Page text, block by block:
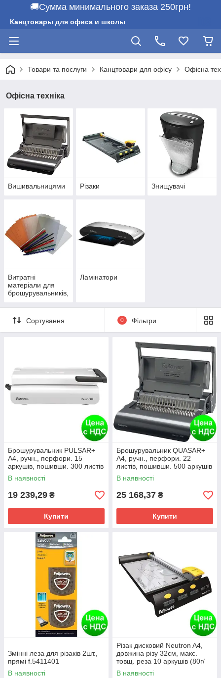
🚚Сумма минимального заказа 250грн!
Канцтовары для офиса и школы
Товари та послуги Канцтовари для офісу Офісна
Офісна техніка
Вишивальницями Різаки Знищувачі
Витратні
матеріали для
брошурувальників,
Ламінатори
Сортування 0 Фільтри
Брошурувальник PULSAR+
A4, ручн., перфори. 15
аркушів, пошивши. 300 листів
f.B5627601
В наявності
19 239,29 ₴
Купити
Брошурувальник QUASAR+
А4, ручн., перфори. 22
листів, пошивши. 500 аркушів
f.B5627701
В наявності
25 168,37 ₴
Купити
Змінні леза для різаків 2шт.,
прямі f.5411401
В наявності
Різак дисковий Neutron A4,
довжина різу 32см, макс.
товщ. реза 10 аркушів (80г/
м2) f.R5410001
В наявності